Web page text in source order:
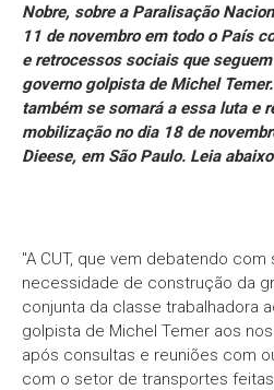
Nobre, sobre a Paralisação
11 de novembro em todo o País
e retrocessos sociais que
governo golpista de Michel
também se somará a essa luta e
mobilização no dia 18 de
Dieese, em São Paulo. Leia
"A CUT, que vem debatendo com
necessidade de construção da
conjunta da classe trabalhadora
golpista de Michel Temer aos
após consultas e reuniões com
com o setor de transportes